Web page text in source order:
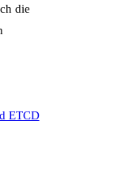
die
ETCD